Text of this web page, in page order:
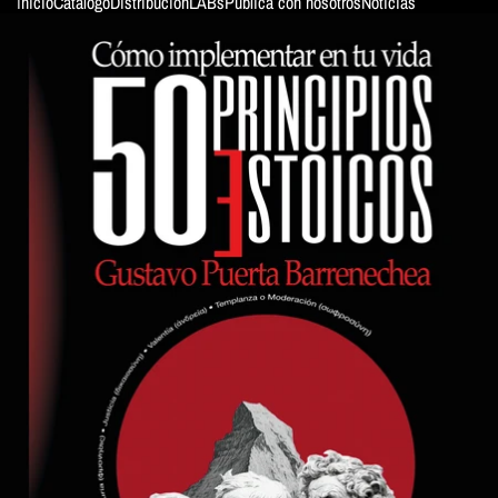
ColeWoman
SKIP TO PRODUCT INFORMATION